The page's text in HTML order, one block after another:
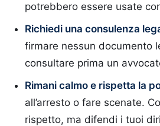
potrebbero essere usate
Richiedi una consulenza
firmare nessun documento
consultare prima un
Rimani calmo e rispetta la
all’arresto o fare scenate.
rispetto, ma difendi i tuoi